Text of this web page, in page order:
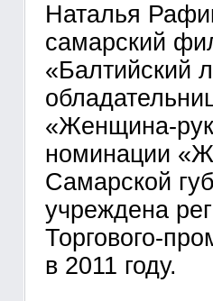
Наталья
самарский
«Балтийский
«Женщина-
номинации
Самарской
учреждена
Торгового-
в 2011 году.